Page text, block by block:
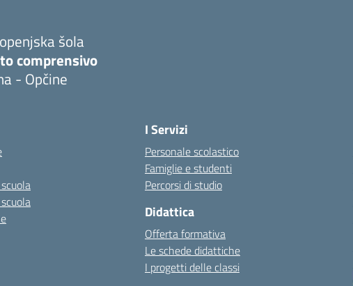
šola
comprensivo
- Opčine
I Servizi
Personale scolastico
Famiglie e studenti
Percorsi di studio
Didattica
Offerta formativa
Le schede didattiche
I progetti delle classi